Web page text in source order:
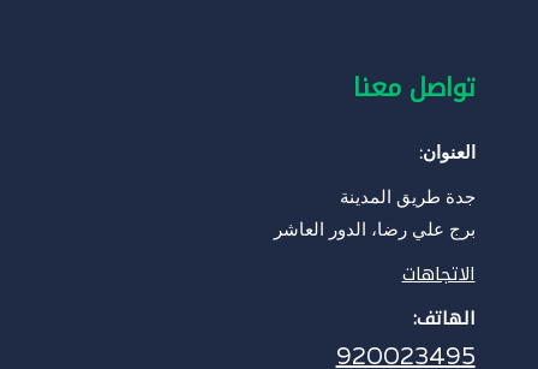
تواصل معنا
العنوان:
جدة طريق المدينة
برج علي رضا، الدور العاشر
الاتجاهات
الهاتف:
920023495